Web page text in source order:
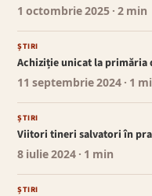
1 octombrie 2025 · 2 min
ȘTIRI
Achiziție unicat la primăria
11 septembrie 2024 · 1
ȘTIRI
Viitori tineri salvatori în
8 iulie 2024 · 1 min
ȘTIRI